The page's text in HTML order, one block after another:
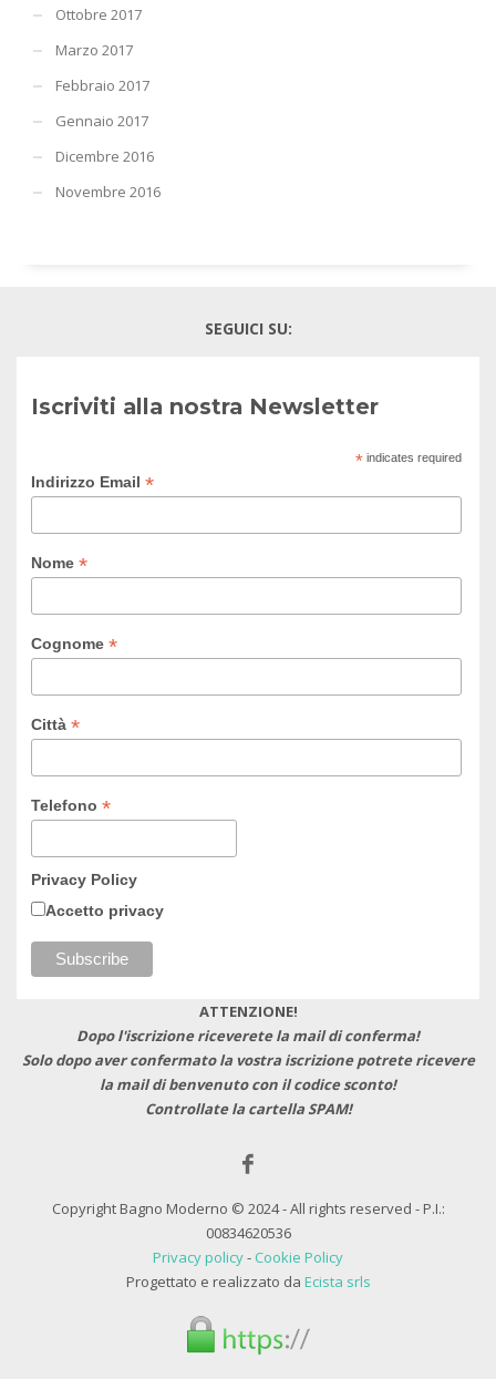
Ottobre 2017
Marzo 2017
Febbraio 2017
Gennaio 2017
Dicembre 2016
Novembre 2016
SEGUICI SU:
Iscriviti alla nostra Newsletter
*indicates required
Indirizzo Email *
Nome *
Cognome *
Città *
Telefono *
Privacy Policy
Accetto privacy
ATTENZIONE!
Dopo l'iscrizione riceverete la mail di conferma!
Solo dopo aver confermato la vostra iscrizione potrete ricevere
la mail di benvenuto con il codice sconto!
Controllate la cartella SPAM!
Copyright Bagno Moderno © 2024 - All rights reserved - P.I.:
00834620536
Privacy policy- Cookie Policy
Progettato e realizzato da Ecista srls